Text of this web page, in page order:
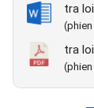
tra
tra